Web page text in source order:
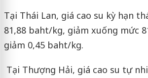
Tại Thái Lan, giá cao su kỳ hạn
81,88 baht/kg, giảm xuống mức
giảm 0,45 baht/kg.
Tại Thượng Hải, giá cao su tự